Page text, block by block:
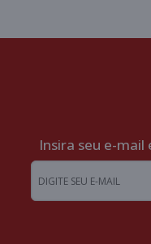
Insira seu e-